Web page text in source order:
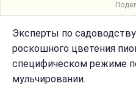
Эксперты по
роскошного цветения
специфическом режиме
мульчировании.